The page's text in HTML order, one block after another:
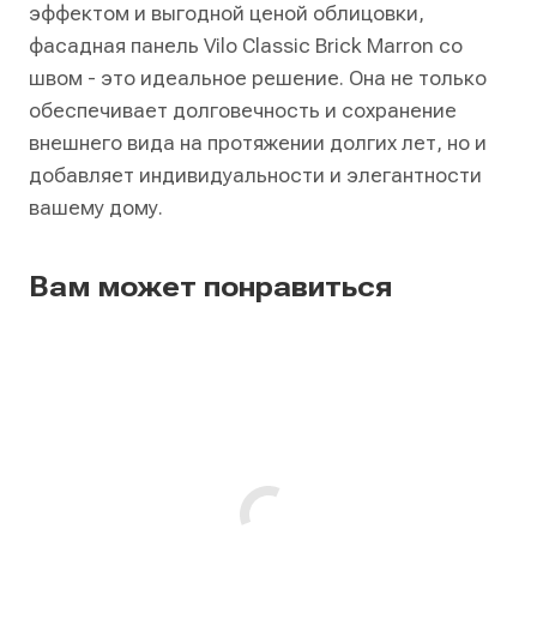
эффектом и выгодной ценой облицовки,
фасадная панель Vilo Classic Brick Marron со
швом - это идеальное решение. Она не только
обеспечивает долговечность и сохранение
внешнего вида на протяжении долгих лет, но и
добавляет индивидуальности и элегантности
вашему дому.
Вам может понравиться